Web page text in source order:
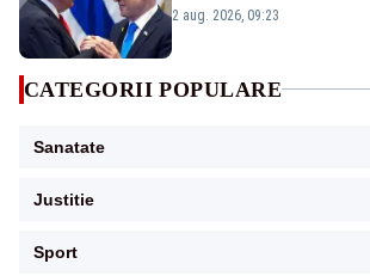
singură condiție
2 aug. 2026, 09:23
CATEGORII POPULARE
Sanatate
Justitie
Sport